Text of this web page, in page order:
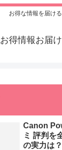
お得な情報を届け
お得情報お届
Canon
ミ 評判を
の実力は？